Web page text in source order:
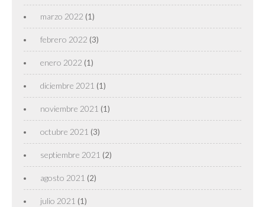
marzo 2022 (1)
febrero 2022 (3)
enero 2022 (1)
diciembre 2021 (1)
noviembre 2021 (1)
octubre 2021 (3)
septiembre 2021 (2)
agosto 2021 (2)
julio 2021 (1)